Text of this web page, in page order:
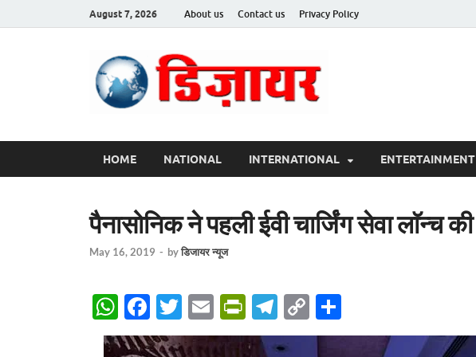
August 7, 2026 About us Contact us Privacy Policy
HOME NATIONAL INTERNATIONAL ENTERTAINMENT
पैनासोनिक ने पहली ईवी चार्जिंग सेवा लाॅन्च की
May 16, 2019 - byडिजायर न्यूज
W
h
F
ac
T
w
E
m
P
ri
T
el
C
o h